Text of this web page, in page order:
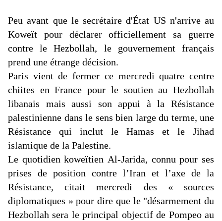
Peu avant que le secrétaire d'État US n'arrive au
Koweït pour déclarer officiellement sa guerre
contre le Hezbollah, le gouvernement français
prend une étrange décision.
Paris vient de fermer ce mercredi quatre centre
chiites en France pour le soutien au Hezbollah
libanais mais aussi son appui à la Résistance
palestinienne dans le sens bien large du terme, une
Résistance qui inclut le Hamas et le Jihad
islamique de la Palestine.
Le quotidien koweïtien Al-Jarida, connu pour ses
prises de position contre l’Iran et l’axe de la
Résistance, citait mercredi des « sources
diplomatiques » pour dire que le "désarmement du
Hezbollah sera le principal objectif de Pompeoau